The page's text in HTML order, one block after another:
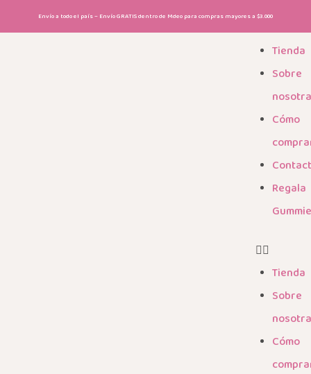
Envío a todo el país – Envío GRATIS dentro de Mdeo para compras mayores a $3.000
Tienda
Sobre
Cómo
Regala
Tienda
Sobre
Cómo